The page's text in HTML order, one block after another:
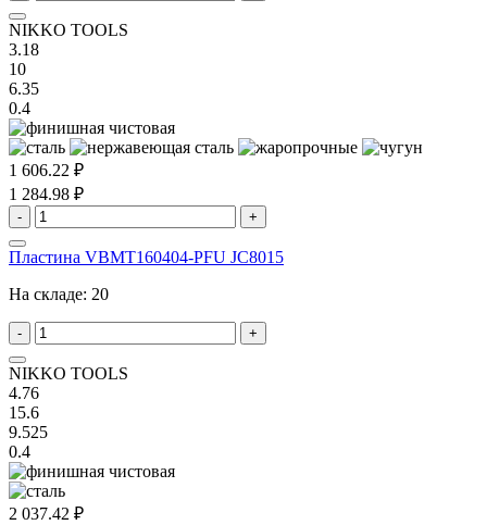
NIKKO TOOLS
3.18
10
6.35
0.4
1 606.22 ₽
1 284.98 ₽
- +
Пластина VBMT160404-PFU JC8015
На складе: 20
- +
NIKKO TOOLS
4.76
15.6
9.525
0.4
2 037.42 ₽